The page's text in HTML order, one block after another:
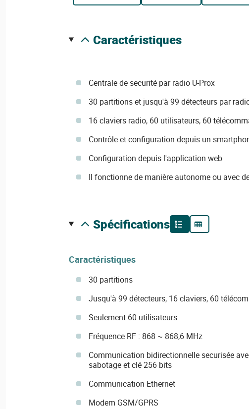
caractéristiques
Centrale de securité par radio U-Prox
30 partitions et jusqu'à 99 détecteurs par
16 claviers radio, 60 utilisateurs, 60
Contrôle et configuration depuis un
Configuration depuis l'application web
Il fonctionne de manière autonome ou avec
spécifications
Caractéristiques
30 partitions
Jusqu'à 99 détecteurs, 16 claviers, 60
Seulement 60 utilisateurs
Fréquence RF : 868 ~ 868,6 MHz
Communication bidirectionnelle securisée
sabotage et clé 256 bits
Communication Ethernet
Modem GSM/GPRS